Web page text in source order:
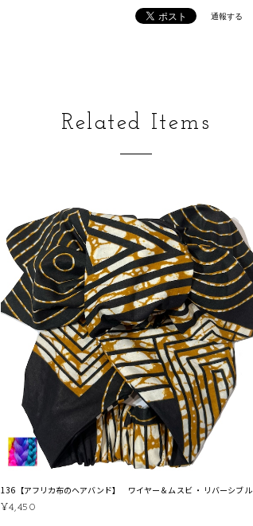
通報する
Related Items
136【アフリカ布のヘアバンド】 ワイヤー＆ムスビ ・ リバーシブル
¥4,450